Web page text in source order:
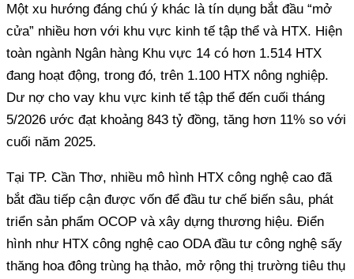
Một xu hướng đáng chú ý khác là tín dụng bắt đầu “mở
cửa” nhiều hơn với khu vực kinh tế tập thể và HTX. Hiện
toàn ngành Ngân hàng Khu vực 14 có hơn 1.514 HTX
đang hoạt động, trong đó, trên 1.100 HTX nông nghiệp.
Dư nợ cho vay khu vực kinh tế tập thể đến cuối tháng
5/2026 ước đạt khoảng 843 tỷ đồng, tăng hơn 11% so với
cuối năm 2025.
Tại TP. Cần Thơ, nhiều mô hình HTX công nghệ cao đã
bắt đầu tiếp cận được vốn để đầu tư chế biến sâu, phát
triển sản phẩm OCOP và xây dựng thương hiệu. Điển
hình như HTX công nghệ cao ODA đầu tư công nghệ sấy
thăng hoa đông trùng hạ thảo, mở rộng thị trường tiêu thụ